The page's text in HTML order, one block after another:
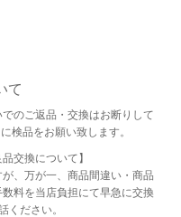
て
のご返品・交換はお断りして
検品をお願い致します。
交換について】
、万が一、商品間違い・商品
料を当店負担にて早急に交換
ください。